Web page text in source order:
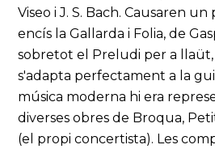
Viseo i J. S. Bach. Causaren
encís la Gallarda i Folia, de
sobretot el Preludi per a llaüt,
s'adapta perfectament a la
música moderna hi era
diverses obres de Broqua,
(el propi concertista). Les